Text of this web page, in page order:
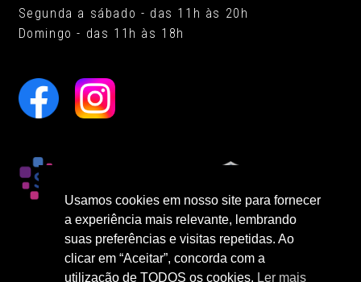
Segunda a sábado - das 11h às 20h
Domingo - das 11h às 18h
Usamos cookies em nosso site para fornecer
a experiência mais relevante, lembrando
suas preferências e visitas repetidas. Ao
clicar em “Aceitar”, concorda com a
utilização de TODOS os cookies. Ler mais